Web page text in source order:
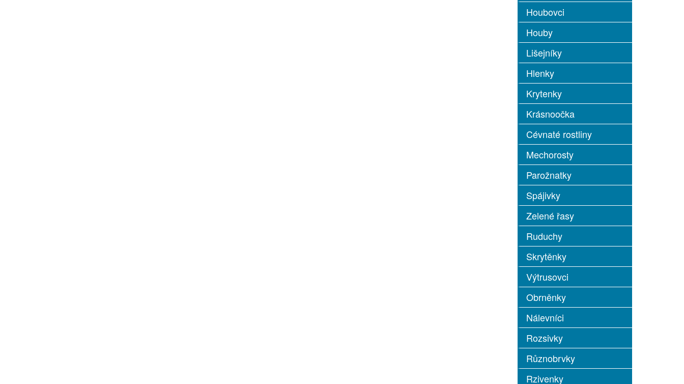
Houbovci
Houby
Lišejníky
Hlenky
Krytenky
Krásnoočka
Cévnaté rostliny
Mechorosty
Parožnatky
Spájivky
Zelené řasy
Ruduchy
Skrytěnky
Výtrusovci
Obrněnky
Nálevníci
Rozsivky
Různobrvky
Rzivenky